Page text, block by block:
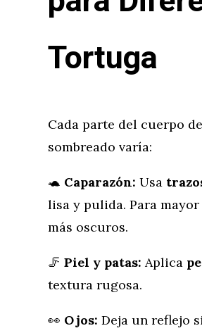
Tortuga
Cada parte del cuerpo
sombreado varía:
🐢 Caparazón: Usa
lisa y pulida. Para
más oscuros.
🦵 Piel y patas: Aplica
textura rugosa.
👀 Ojos: Deja un reflejo